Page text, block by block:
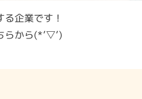
企業です！
らから(*’▽’)